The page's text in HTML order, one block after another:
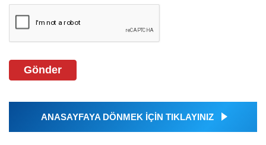
Gönder
ANASAYFAYA DÖNMEK İÇİN TIKLAYINIZ